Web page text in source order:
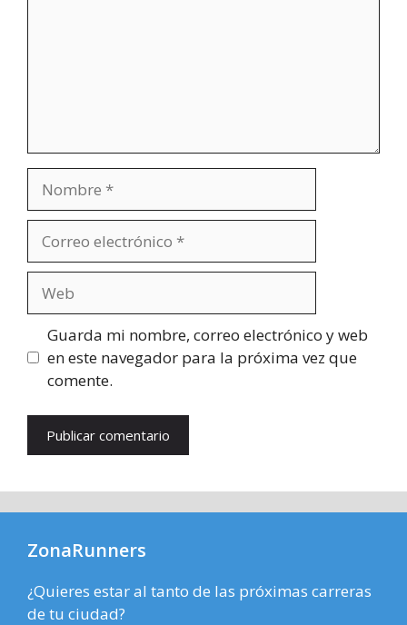
electrónico
Guarda mi nombre, correo electrónico y web
en este navegador para la próxima vez que
comente.
ZonaRunners
¿Quieres estar al tanto de las próximas carreras
de tu ciudad?